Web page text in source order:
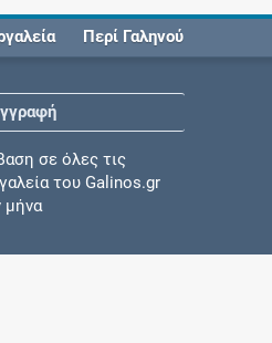
Περί Γαληνού
σε όλες τις
του Galinos.gr
μήνα